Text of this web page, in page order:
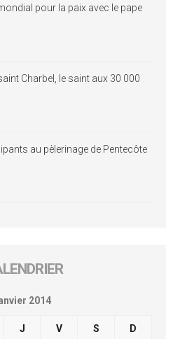
pour la paix avec le pape
Charbel, le saint aux 30 000
au pèlerinage de Pentecôte
2014
J V S D